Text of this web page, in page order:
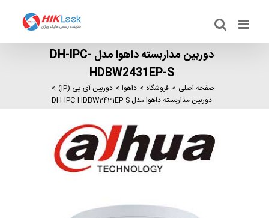
content
دوربین مداربسته داهوا مدل DH-IPC-
HDBW2431EP-S
صفحه اصلی فروشگاه داهوا
دوربین آی پی (IP)
دوربین مداربسته داهوا مدل DH-IPC-HDBW2431EP-S